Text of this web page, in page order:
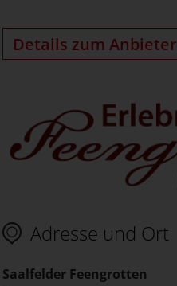
Details zum Anbieter
Adresse und Ort
Saalfelder Feengrotten